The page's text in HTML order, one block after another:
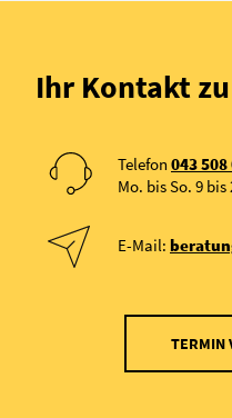
Ihr Kontakt
Telefon 043 508
Mo. bis So. 9 bis
E-Mail:
TERMIN